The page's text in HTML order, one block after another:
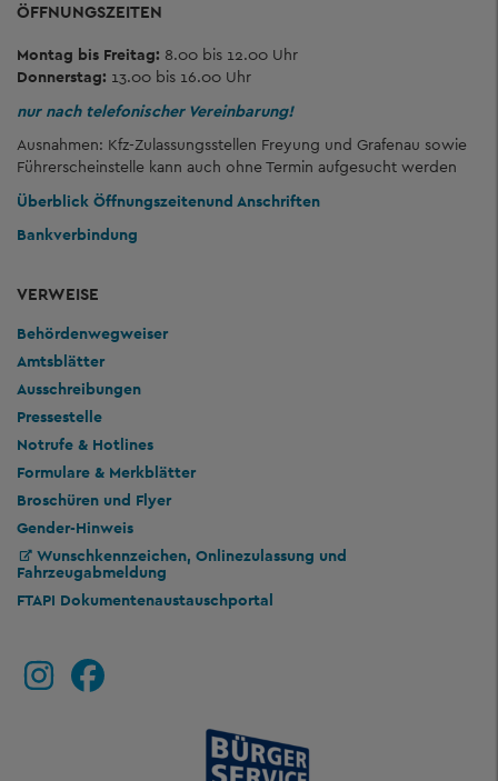
ÖFFNUNGSZEITEN
Montag bis Freitag: 8.00 bis 12.00 Uhr
Donnerstag: 13.00 bis 16.00 Uhr
nur nach telefonischer Vereinbarung!
Ausnahmen: Kfz-Zulassungsstellen Freyung und Grafenau sowie
Führerscheinstelle kann auch ohne Termin aufgesucht werden
Überblick Öffnungszeitenund Anschriften
Bankverbindung
VERWEISE
Behördenwegweiser
Amtsblätter
Ausschreibungen
Pressestelle
Notrufe & Hotlines
Formulare & Merkblätter
Broschüren und Flyer
Gender-Hinweis
Wunschkennzeichen, Onlinezulassung und
Fahrzeugabmeldung
FTAPI Dokumentenaustauschportal